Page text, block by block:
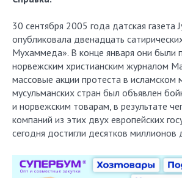
30 сентября 2005 года датская газета
опубликовала двенадцать
Мухаммеда». В конце января они были
норвежским христианским журналом
массовые акции протеста в исламском
мусульманских стран был объявлен
и норвежским товарам, в результате
компаний из этих двух европейских
сегодня достигли десятков миллионов